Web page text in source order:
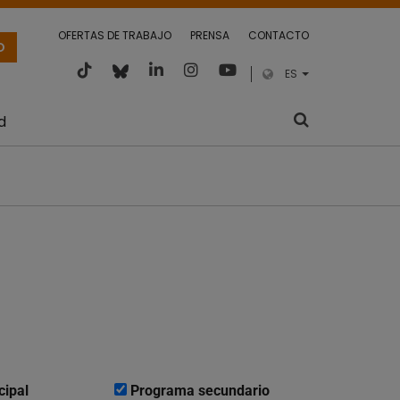
OFERTAS DE TRABAJO PRENSA CONTACTO
ES
Programa secundario